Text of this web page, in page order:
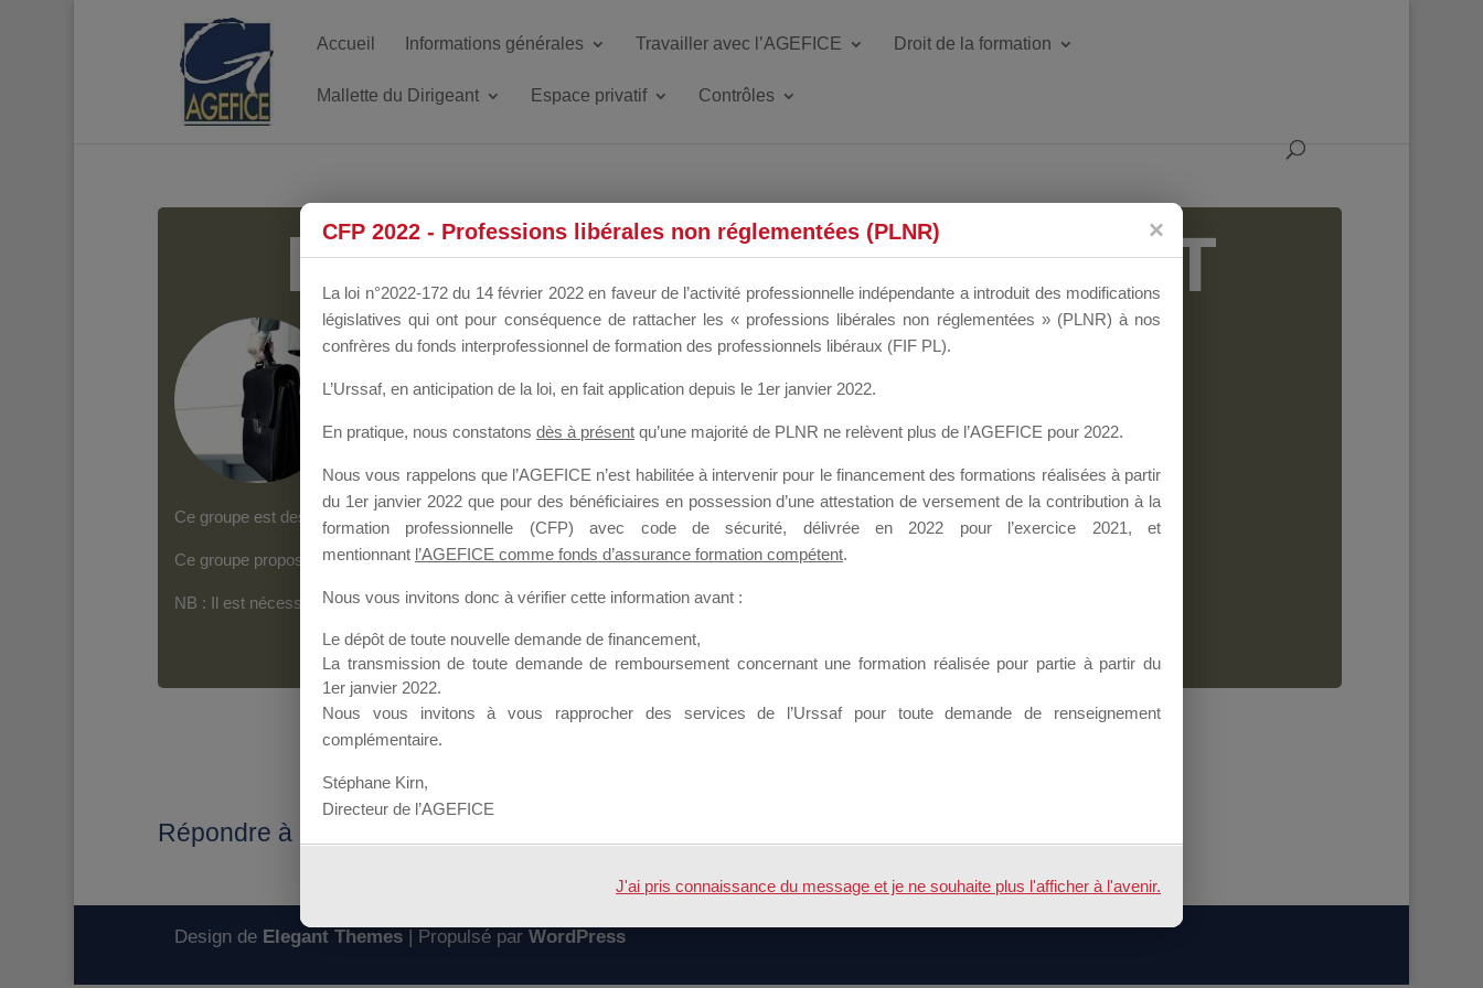
Accueil Informations générales Travailler avec l’AGEFICE Droit de la formation
Mallette du Dirigeant Espace privatif Contrôles
MALLETTE DU DIRIGEANT
Groupe Public il y a un mois
Ce groupe est destiné aux Organismes de Formation qui souhaitent répondre à l’Appel à Propositions Mallette du Dirigeant.
Ce groupe propose un forum dédié au support sur lequel il est possible de laisser un message ou poser une question.
NB : Il est nécessaire d’êtreinscrit(e)pour pouvoir rejoindre ce groupe
Répondre à : problèmes envoie appel à proposition URGENT!!!
Design de Elegant Themes| Propulsé par WordPress
CFP 2022 - Professions libérales non réglementées (PLNR)
La loi n°2022-172 du 14 février 2022 en faveur de l’activité professionnelle indépendante a introduit des modifications
législatives qui ont pour conséquence de rattacher les « professions libérales non réglementées » (PLNR) à nos
confrères du fonds interprofessionnel de formation des professionnels libéraux (FIF PL).
L’Urssaf, en anticipation de la loi, en fait application depuis le 1er janvier 2022.
En pratique, nous constatons dès à présent qu’une majorité de PLNR ne relèvent plus de l’AGEFICE pour 2022.
Nous vous rappelons que l’AGEFICE n’est habilitée à intervenir pour le financement des formations réalisées à partir
du 1er janvier 2022 que pour des bénéficiaires en possession d’une attestation de versement de la contribution à la
formation professionnelle (CFP) avec code de sécurité, délivrée en 2022 pour l’exercice 2021, et
mentionnant l’AGEFICE comme fonds d’assurance formation compétent.
Nous vous invitons donc à vérifier cette information avant :
Le dépôt de toute nouvelle demande de financement,
La transmission de toute demande de remboursement concernant une formation réalisée pour partie à partir du
1er janvier 2022.
Nous vous invitons à vous rapprocher des services de l’Urssaf pour toute demande de renseignement
complémentaire.
Stéphane Kirn,
Directeur de l’AGEFICE
J'ai pris connaissance du message et je ne souhaite plus l'afficher à l'avenir.